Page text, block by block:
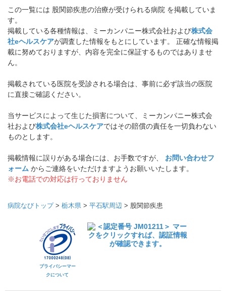
この一覧には 股関節疾患の治療が受けられる病院 を掲載していま
す。
掲載している各種情報は、ミーカンパニー株式会社および株式会
社eヘルスケアが調査した情報をもとにしています。 正確な情報掲
載に努めておりますが、内容を完全に保証するものではありませ
ん。
掲載されている医院を受診される場合は、事前に必ず該当の医院
に直接ご確認ください。
当サービスによって生じた損害について、ミーカンパニー株式会
社および株式会社eヘルスケアではその賠償の責任を一切負わない
ものとします。
掲載情報に誤りがある場合には、お手数ですが、 お問い合わせフ
ォーム からご連絡をいただけますようお願いいたします。
※お電話での対応は行っておりません
病院なびトップ> 栃木県 > 平石駅周辺 > 股関節疾患
プライバシーマー
クについて